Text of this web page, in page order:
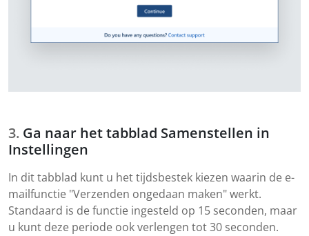
Ga naar het tabblad Samenstellen in
Instellingen
In dit tabblad kunt u het tijdsbestek kiezen waarin de e-
mailfunctie "Verzenden ongedaan maken" werkt.
Standaard is de functie ingesteld op 15 seconden, maar
u kunt deze periode ook verlengen tot 30 seconden.